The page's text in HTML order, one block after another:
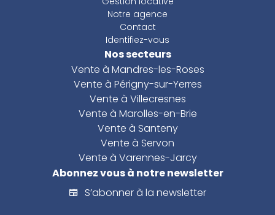
Notre agence
Contact
Identifiez-vous
Nos secteurs
Vente à Mandres-les-Roses
Vente à Périgny-sur-Yerres
Vente à Villecresnes
Vente à Marolles-en-Brie
Vente à Santeny
Vente à Servon
Vente à Varennes-Jarcy
Abonnez vous à notre newsletter
S’abonner à la newsletter